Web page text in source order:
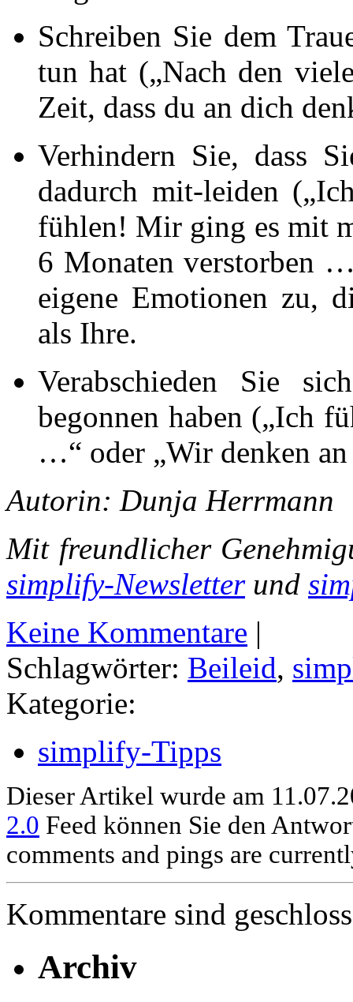
Schreiben Sie dem
tun hat („Nach den
Zeit, dass du an dich
Verhindern Sie, dass
dadurch mit-leiden
fühlen! Mir ging es mit
6 Monaten verstorben
eigene Emotionen zu,
als Ihre.
Verabschieden Sie
begonnen haben („Ich
…“ oder „Wir denken
Autorin: Dunja Herrmann
Mit freundlicher
simplify-Newsletterund
Keine Kommentare |
Schlagwörter: Beileid,
Kategorie:
simplify-Tipps
Dieser Artikel wurde am
2.0 Feed können Sie den
comments and pings are
Kommentare sind
Archiv